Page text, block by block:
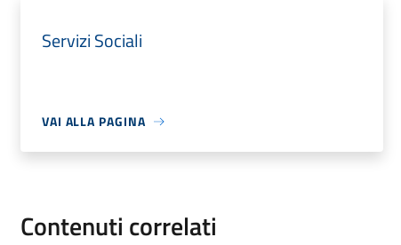
Servizi Sociali
VAI ALLA PAGINA
Contenuti correlati